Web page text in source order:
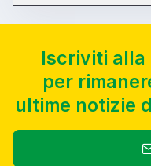
Iscriviti
per
ultime notizie